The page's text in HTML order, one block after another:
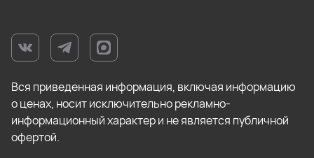
Вся приведенная информация, включая информацию
о ценах, носит исключительно рекламно-
информационный характер и не является публичной
офертой.